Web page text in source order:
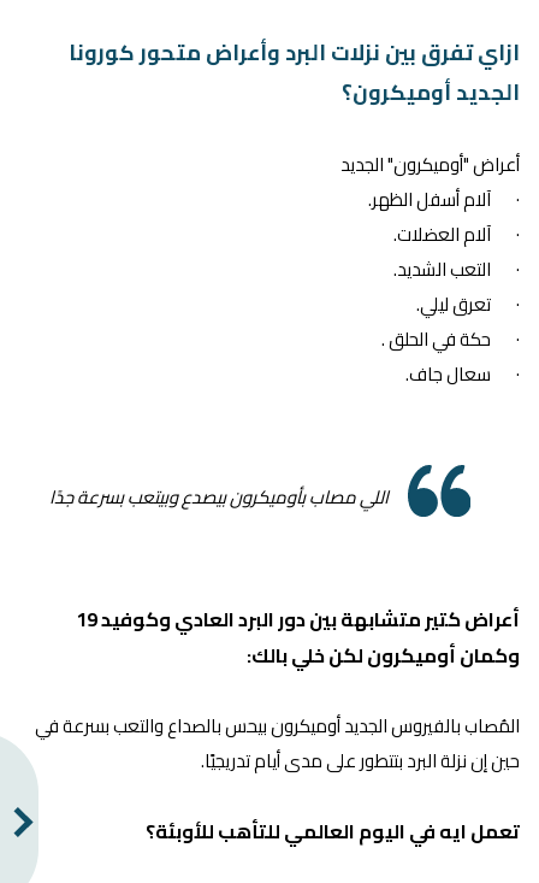
ازاي تفرق بين نزلات البرد وأعراض متحور كورونا
الجديد أوميكرون؟
أعراض "أوميكرون" الجديد
· آلام أسفل الظهر.
· آلام العضلات.
· التعب الشديد.
· تعرق ليلي.
· حكة في الحلق .
· سعال جاف.
اللي مصاب بأوميكرون بيصدع وبيتعب بسرعة جدًا
أعراض كتير متشابهة بين دور البرد العادي وكوفيد 19
وكمان أوميكرون لكن خلي بالك:
المُصاب بالفيروس الجديد أوميكرون بيحس بالصداع والتعب بسرعة في
حين إن نزلة البرد بتتطور على مدى أيام تدريجيًا.
تعمل ايه في اليوم العالمي للتأهب للأوبئة؟